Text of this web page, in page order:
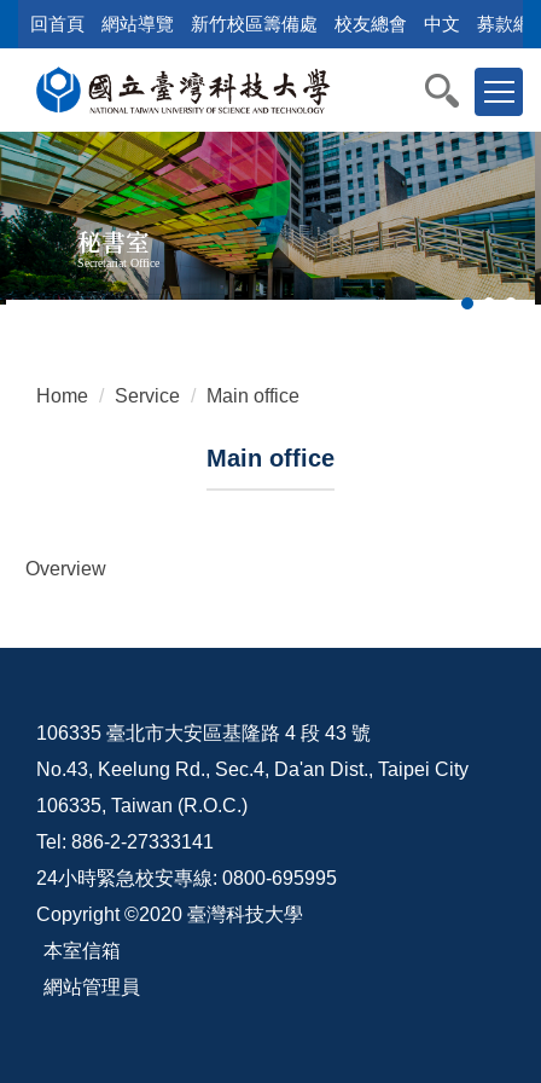
Jump
to
main
content
block
回首頁 網站導覽 新竹校區籌備處 校友總會 中文 募款網
秘書室
Secretariat Office
Home Service Main office
Main office
Overview
106335 臺北市大安區基隆路 4 段 43 號
No.43, Keelung Rd., Sec.4, Da'an Dist., Taipei City
106335, Taiwan (R.O.C.)
Tel: 886-2-27333141
24小時緊急校安專線: 0800-695995
Copyright ©2020 臺灣科技大學
本室信箱
網站管理員